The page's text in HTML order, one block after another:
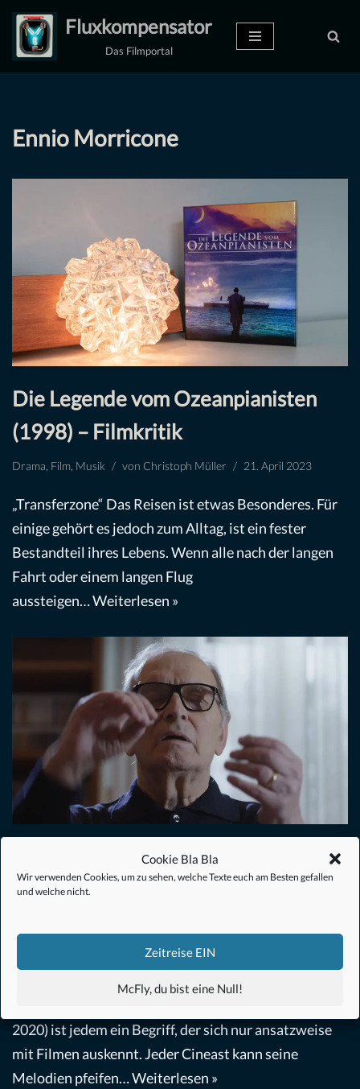
Cookie Bla Bla
Wir verwenden Cookies, um zu sehen, welche Texte euch am Besten gefallen
und welche nicht.
Zeitreise EIN
McFly, du bist eine Null!
Zum
Inhalt
Fluxkompensator
Das Filmportal
Ennio Morricone
Die Legende vom Ozeanpianisten
(1998) – Filmkritik
Drama Film Musik von Christoph Müller 21. April 2023
„Transferzone“ Das Reisen ist etwas Besonderes. Für
einige gehört es jedoch zum Alltag, ist ein fester
Bestandteil ihres Lebens. Wenn alle nach der langen
Fahrt oder einem langen Flug
aussteigen…Weiterlesen »
Ennio Morricone – Der Maestro
(2021) | Filmkritik
Ein Genie, ein Modernist, ein Arbeitstier, eine
2020) ist jedem ein Begriff, der sich nur ansatzweise
mit Filmen auskennt. Jeder Cineast kann seine
Melodien pfeifen…Weiterlesen »